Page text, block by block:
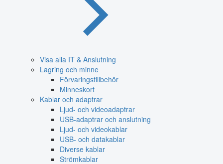
Visa alla IT & Anslutning
Lagring och minne
Förvaringstillbehör
Minneskort
Kablar och adaptrar
Ljud- och videoadaptrar
USB-adaptrar och anslutning
Ljud- och videokablar
USB- och datakablar
Diverse kablar
Strömkablar